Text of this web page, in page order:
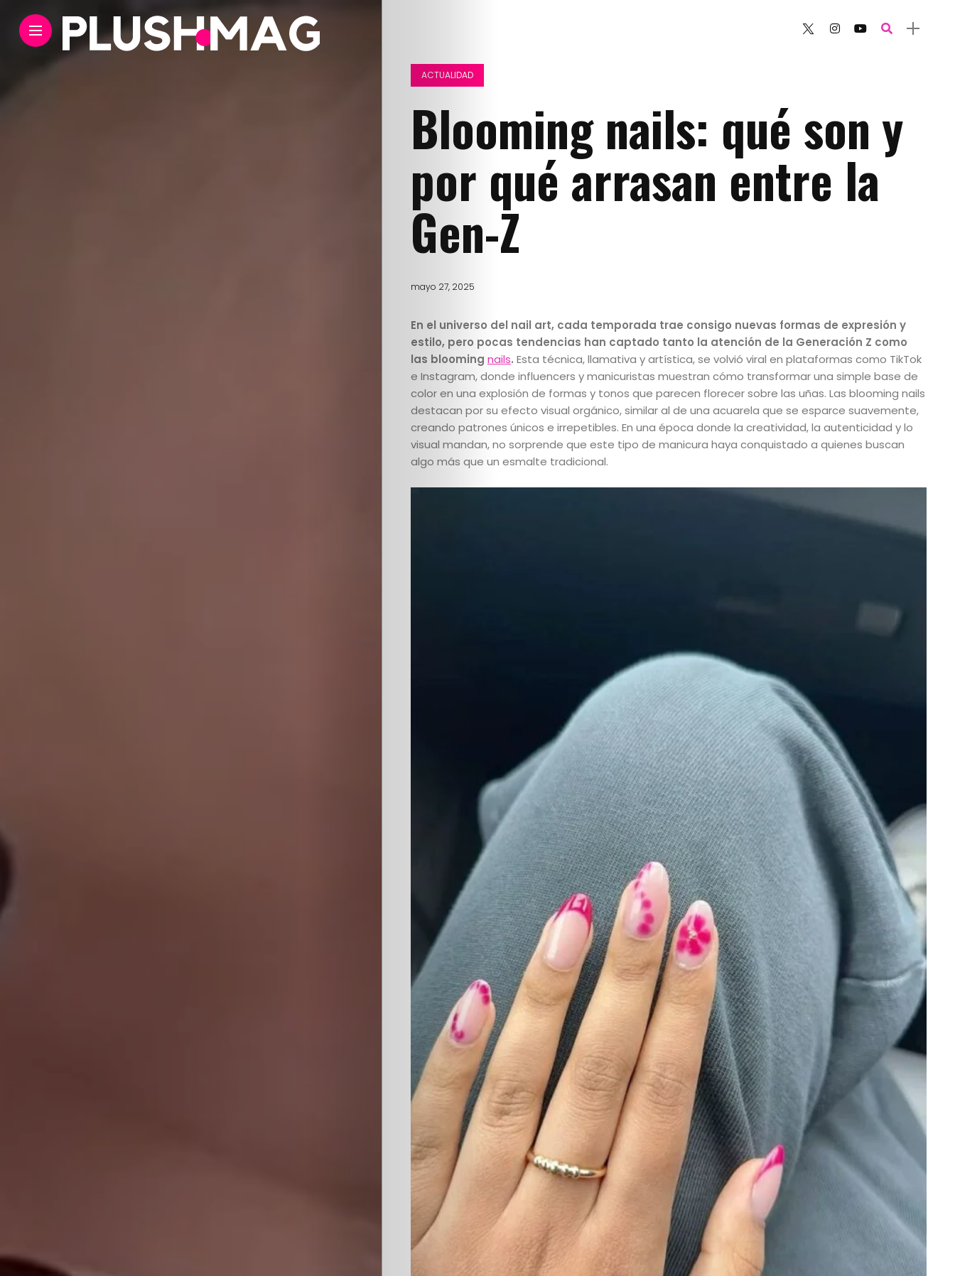
ACTUALIDAD
Blooming nails: qué son y
por qué arrasan entre la
Gen-Z
mayo 27, 2025
En el universo del nail art, cada temporada trae consigo nuevas formas de expresión y
estilo, pero pocas tendencias han captado tanto la atención de la Generación Z como
las blooming nails. Esta técnica, llamativa y artística, se volvió viral en plataformas como TikTok
e Instagram, donde influencers y manicuristas muestran cómo transformar una simple base de
color en una explosión de formas y tonos que parecen florecer sobre las uñas. Las blooming nails
destacan por su efecto visual orgánico, similar al de una acuarela que se esparce suavemente,
creando patrones únicos e irrepetibles. En una época donde la creatividad, la autenticidad y lo
visual mandan, no sorprende que este tipo de manicura haya conquistado a quienes buscan
algo más que un esmalte tradicional.